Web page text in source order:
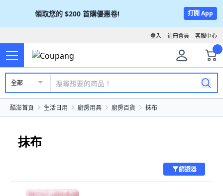
領取您的 $200 首購優惠卷! 打開 App
客服中心
註冊會員
登入
全部
酷澎首頁 生活日用 廚房用具 廚房百貨 抹布
抹布
篩選器